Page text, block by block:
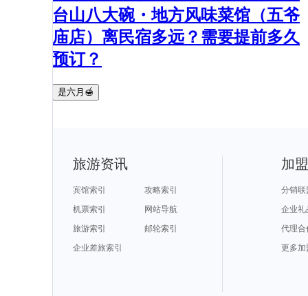
台山八大碗・地方风味菜馆（五爷
庙店）离民宿多远？需要提前多久
预订？
是六月🍯
旅游资讯
宾馆索引
攻略索引
机票索引
网站导航
旅游索引
邮轮索引
企业差旅索引
加
分销联
企业礼
代理合
更多加